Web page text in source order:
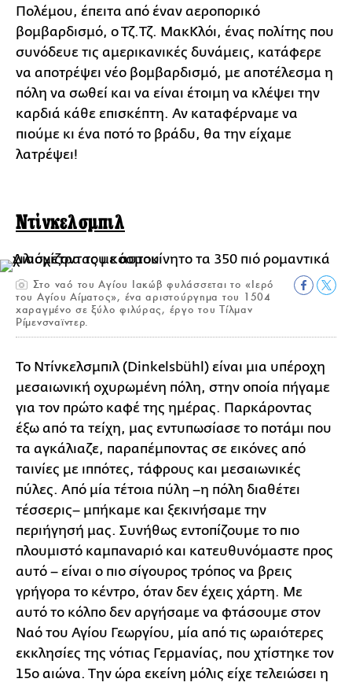
Πολέμου, έπειτα από έναν αεροπορικό
βομβαρδισμό, ο Τζ.Τζ. ΜακΚλόι, ένας πολίτης που
συνόδευε τις αμερικανικές δυνάμεις, κατάφερε
να αποτρέψει νέο βομβαρδισμό, με αποτέλεσμα η
πόλη να σωθεί και να είναι έτοιμη να κλέψει την
καρδιά κάθε επισκέπτη. Αν καταφέρναμε να
πιούμε κι ένα ποτό το βράδυ, θα την είχαμε
λατρέψει!
Ντίνκελσμπιλ
Στο ναό του Αγίου Ιακώβ φυλάσσεται το «Ιερό
του Αγίου Αίματος», ένα αριστούργημα του 1504
χαραγμένο σε ξύλο φιλύρας, έργο του Τίλμαν
Ρίμενσναϊντερ.
Το Ντίνκελσμπιλ (Dinkelsbühl) είναι μια υπέροχη
μεσαιωνική οχυρωμένη πόλη, στην οποία πήγαμε
για τον πρώτο καφέ της ημέρας. Παρκάροντας
έξω από τα τείχη, μας εντυπωσίασε το ποτάμι που
τα αγκάλιαζε, παραπέμποντας σε εικόνες από
ταινίες με ιππότες, τάφρους και μεσαιωνικές
πύλες. Από μία τέτοια πύλη –η πόλη διαθέτει
τέσσερις– μπήκαμε και ξεκινήσαμε την
περιήγησή μας. Συνήθως εντοπίζουμε το πιο
πλουμιστό καμπαναριό και κατευθυνόμαστε προς
αυτό – είναι ο πιο σίγουρος τρόπος να βρεις
γρήγορα το κέντρο, όταν δεν έχεις χάρτη. Με
αυτό το κόλπο δεν αργήσαμε να φτάσουμε στον
Ναό του Αγίου Γεωργίου, μία από τις ωραιότερες
εκκλησίες της νότιας Γερμανίας, που χτίστηκε τον
15ο αιώνα. Την ώρα εκείνη μόλις είχε τελειώσει η